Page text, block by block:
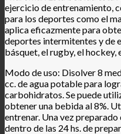
ejercicio de entrenamiento,
para los deportes como el
aplica eficazmente para
deportes intermitentes y de
básquet, el rugby, el hockey,
Modo de uso: Disolver 8
cc. de agua potable para
carbohidratos. Se puede
obtener una bebida al 8%.
entrenar. Una vez
dentro de las 24 hs. de